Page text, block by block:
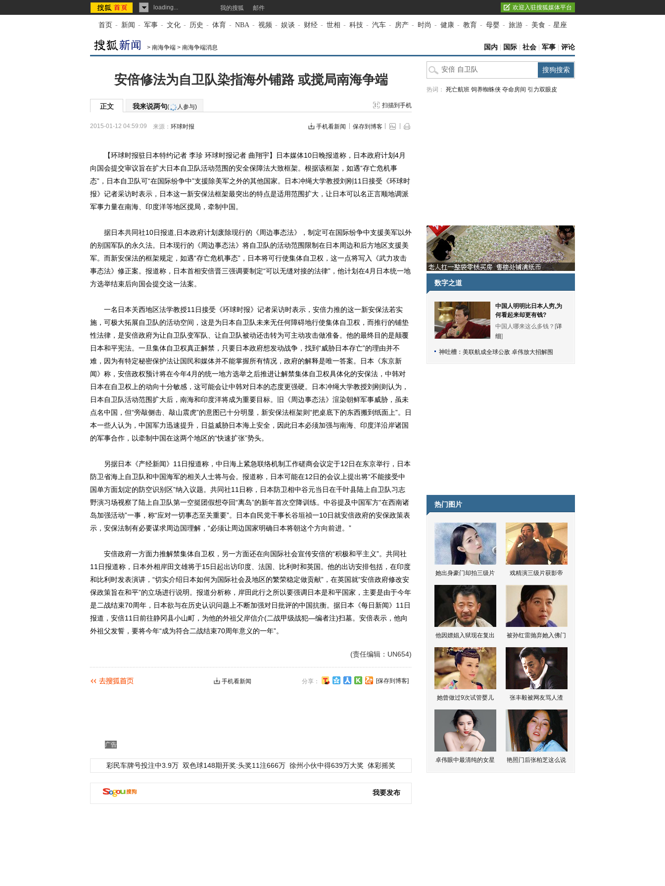
loading... 我的搜狐 邮件 欢迎入驻搜狐媒体平台
首页 - 新闻 - 军事 - 文化 - 历史 - 体育 - NBA - 视频 - 娱谈 - 财经 - 世相 - 科技 - 汽车 - 房产 - 时尚 - 健康 - 教育 - 母婴 - 旅游 - 美食 - 星座
> 南海争端 > 南海争端消息 国内 国际 社会 军事 评论
安倍修法为自卫队染指海外铺路 或搅局南海争端
正文 我来说两句( 人参与) 扫描到手机
2015-01-12 04:59:09 来源： 环球时报 手机看新闻 保存到博客
【环球时报驻日本特约记者 李珍 环球时报记者 曲翔宇】日本媒体10日晚报道称，日本政府计划4月
向国会提交审议旨在扩大日本自卫队活动范围的安全保障法大致框架。根据该框架，如遇“存亡危机事
态”，日本自卫队可“在国际纷争中”支援除美军之外的其他国家。日本冲绳大学教授刘刚11日接受《环球时
报》记者采访时表示，日本这一新安保法框架最突出的特点是适用范围扩大，让日本可以名正言顺地调派
军事力量在南海、印度洋等地区搅局，牵制中国。
据日本共同社10日报道,日本政府计划废除现行的《周边事态法》，制定可在国际纷争中支援美军以外
的别国军队的永久法。日本现行的《周边事态法》将自卫队的活动范围限制在日本周边和后方地区支援美
军。而新安保法的框架规定，如遇“存亡危机事态”，日本将可行使集体自卫权，这一点将写入《武力攻击
事态法》修正案。报道称，日本首相安倍晋三强调要制定“可以无缝对接的法律”，他计划在4月日本统一地
方选举结束后向国会提交这一法案。
一名日本关西地区法学教授11日接受《环球时报》记者采访时表示，安倍力推的这一新安保法若实
施，可极大拓展自卫队的活动空间，这是为日本自卫队未来无任何障碍地行使集体自卫权，而推行的铺垫
性法律，是安倍政府为让自卫队变军队、让自卫队被动还击转为可主动攻击做准备。他的最终目的是颠覆
日本和平宪法。一旦集体自卫权真正解禁，只要日本政府想发动战争，找到“威胁日本存亡”的理由并不
难，因为有特定秘密保护法让国民和媒体并不能掌握所有情况，政府的解释是唯一答案。日本《东京新
闻》称，安倍政权预计将在今年4月的统一地方选举之后推进让解禁集体自卫权具体化的安保法，中韩对
日本在自卫权上的动向十分敏感，这可能会让中韩对日本的态度更强硬。日本冲绳大学教授刘刚则认为，
日本自卫队活动范围扩大后，南海和印度洋将成为重要目标。旧《周边事态法》渲染朝鲜军事威胁，虽未
点名中国，但“旁敲侧击、敲山震虎”的意图已十分明显，新安保法框架则“把桌底下的东西搬到纸面上”。日
本一些人认为，中国军力迅速提升，日益威胁日本海上安全，因此日本必须加强与南海、印度洋沿岸诸国
的军事合作，以牵制中国在这两个地区的“快速扩张”势头。
另据日本《产经新闻》11日报道称，中日海上紧急联络机制工作磋商会议定于12日在东京举行，日本
防卫省海上自卫队和中国海军的相关人士将与会。报道称，日本可能在12日的会议上提出将“不能接受中
国单方面划定的防空识别区”纳入议题。共同社11日称，日本防卫相中谷元当日在千叶县陆上自卫队习志
野演习场视察了陆上自卫队第一空挺团假想夺回“离岛”的新年首次空降训练。中谷提及中国军方“在西南诸
岛加强活动”一事，称“应对一切事态至关重要”。日本自民党干事长谷垣祯一10日就安倍政府的安保政策表
示，安保法制有必要谋求周边国理解，“必须让周边国家明确日本将朝这个方向前进。”
安倍政府一方面力推解禁集体自卫权，另一方面还在向国际社会宣传安倍的“积极和平主义”。共同社
11日报道称，日本外相岸田文雄将于15日起出访印度、法国、比利时和英国。他的出访安排包括，在印度
和比利时发表演讲，“切实介绍日本如何为国际社会及地区的繁荣稳定做贡献”，在英国就“安倍政府修改安
保政策旨在和平”的立场进行说明。报道分析称，岸田此行之所以要强调日本是和平国家，主要是由于今年
是二战结束70周年，日本欲与在历史认识问题上不断加强对日批评的中国抗衡。据日本《每日新闻》11日
报道，安倍11日前往静冈县小山町，为他的外祖父岸信介(二战甲级战犯—编者注)扫墓。安倍表示，他向
外祖父发誓，要将今年“成为符合二战结束70周年意义的一年”。
(责任编辑：UN654)
分享： [保存到博客]
手机看新闻
广告
彩民车牌号投注中3.9万 双色球148期开奖:头奖11注666万 徐州小伙中得639万大奖 体彩摇奖
我要发布
热词： 死亡航班 饲养蜘蛛侠 夺命房间 引力双眼皮
数字之道
中国人明明比日本人穷,为
何看起来却更有钱?
中国人哪来这么多钱？[详
细]
神吐槽： 美联航成全球公敌 卓伟放大招解围
热门图片
她出身豪门却拍三级片 戏精演三级片获影帝
他因嫖娼入狱现在复出 被孙红雷抛弃她入佛门
她曾做过9次试管婴儿 张丰毅被网友骂人渣
卓伟眼中最清纯的女星 艳照门后张柏芝这么说